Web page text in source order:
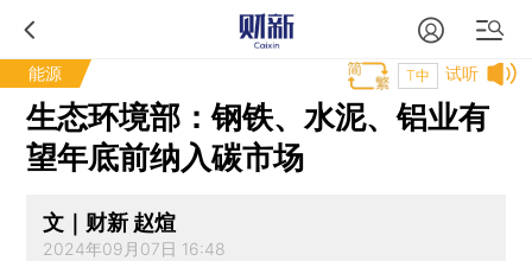
能源 试听
T中
生态环境部：钢铁、水泥、铝业有
望年底前纳入碳市场
文｜财新 赵煊
2024年09月07日 16:48